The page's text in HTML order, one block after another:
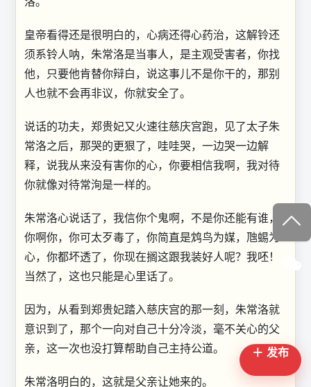
皇帝看得还是很明白的，心病还得心药治，这解铃还
须系铃人呐，朱常洛是当事人，是主观受害者，你找
他，只要他肯替你辩白，说这事儿不是你干的，那别
人也就不会再非议，你就安全了。
说话的功夫，郑贵妃又火速往慈庆宫跑，见了太子朱
常洛之后，那哭的更狠了，哇哇哭，一边哭一边解
释，说我从来没有害你的心，你要相信我啊，我对待
你就像对待常洵是一样的。
朱常洛心说话了，我信你个鬼啊，不是你还能有谁，
你啊你，你可太歹毒了，你简直是鸩鸟为媒，虺蜴为
心，你都坏透了，你现在搁这跟我装好人呢？我呸！
当然了，这也只能是心里话了。
因为，从看到郑贵妃踏入慈庆宫的那一刻，朱常洛就
意识到了，那个一向对自己十分冷淡，毫不关心的父
亲，这一次也没打算帮助自己主持公道。
朱常洛明白的，这就是父亲让她来的。
＋ 发布